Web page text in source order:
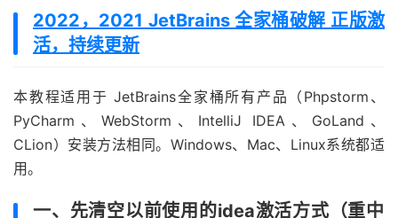
2022，2021 JetBrains 全家桶破解 正版激
活，持续更新
本教程适用于 JetBrains全家桶所有产品（Phpstorm、
PyCharm、WebStorm、IntelliJ IDEA、GoLand、
CLion）安装方法相同。Windows、Mac、Linux系统都适
用。
一、先清空以前使用的idea激活方式（重中